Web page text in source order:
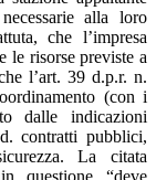
alla loro
che l’impresa
le risorse previste a
l’art. 39 d.p.r. n.
(con i
dalle indicazioni
contratti pubblici,
La citata
questione “deve